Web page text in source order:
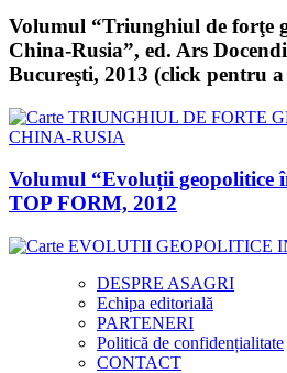
Volumul “Triunghiul de forţe
China-Rusia”, ed. Ars
Bucureşti, 2013 (click pentru
Volumul “Evoluții geopolitice
TOP FORM, 2012
DESPRE ASAGRI
Echipa editorială
PARTENERI
Politică de confidențialitate
CONTACT